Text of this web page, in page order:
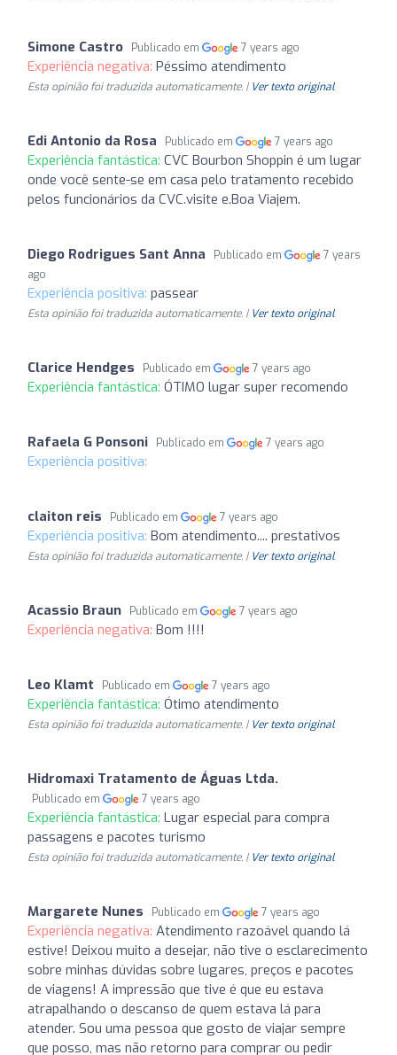
Simone Castro Publicado em 7 years ago
Experiência negativa: Péssimo atendimento
Esta opinião foi traduzida automaticamente. | Ver texto original
Edi Antonio da Rosa Publicado em 7 years ago
Experiência fantástica: CVC Bourbon Shoppin é um lugar
onde você sente-se em casa pelo tratamento recebido
pelos funcionários da CVC.visite e.Boa Viajem.
Diego Rodrigues Sant Anna Publicado em
7 years
ago
Experiência positiva: passear
Esta opinião foi traduzida automaticamente. | Ver texto original
Clarice Hendges Publicado em 7 years ago
Experiência fantástica: ÓTIMO lugar super recomendo
Rafaela G Ponsoni Publicado em 7 years ago
Experiência positiva:
claiton reis Publicado em 7 years ago
Experiência positiva: Bom atendimento.... prestativos
Esta opinião foi traduzida automaticamente. | Ver texto original
Acassio Braun Publicado em 7 years ago
Experiência negativa: Bom !!!!
Leo Klamt Publicado em 7 years ago
Experiência fantástica: Ótimo atendimento
Esta opinião foi traduzida automaticamente. | Ver texto original
Hidromaxi Tratamento de Águas Ltda.
Publicado em 7 years ago
Experiência fantástica: Lugar especial para compra
passagens e pacotes turismo
Esta opinião foi traduzida automaticamente. | Ver texto original
Margarete Nunes Publicado em 7 years ago
Experiência negativa: Atendimento razoável quando lá
estive! Deixou muito a desejar, não tive o esclarecimento
sobre minhas dúvidas sobre lugares, preços e pacotes
de viagens! A impressão que tive é que eu estava
atrapalhando o descanso de quem estava lá para
atender. Sou uma pessoa que gosto de viajar sempre
que posso, mas não retorno para comprar ou pedir